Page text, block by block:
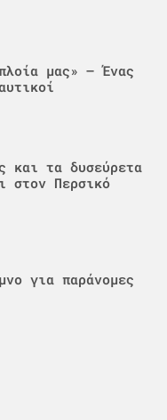
μας» – Ένας
και τα δυσεύρετα
στον Περσικό
για παράνομες